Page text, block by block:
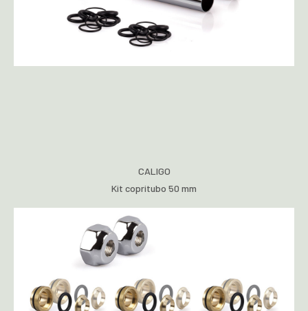
CALIGO
Kit copritubo 50 mm